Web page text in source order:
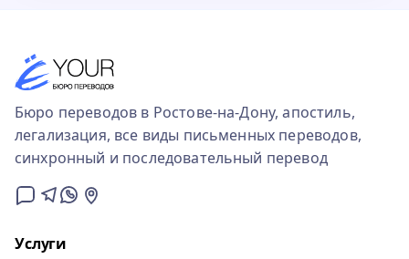
Бюро переводов в Ростове-на-Дону, апостиль,
легализация, все виды письменных переводов,
синхронный и последовательный перевод
Услуги